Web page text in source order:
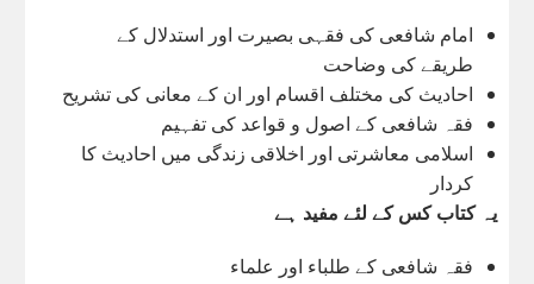
امام شافعی کی فقہی بصیرت اور استدلال کے
طریقے کی وضاحت
احادیث کی مختلف اقسام اور ان کے معانی کی تشریح
فقہ شافعی کے اصول و قواعد کی تفہیم
اسلامی معاشرتی اور اخلاقی زندگی میں احادیث کا
کردار
یہ کتاب کس کے لئے مفید ہے
فقہ شافعی کے طلباء اور علماء